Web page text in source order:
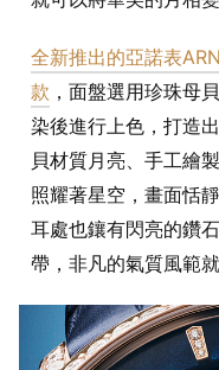
全新推出的亞諾表
款 ，面盤選用珍珠母
染後進行上色，打造
貝材質月亮、手工繪
照耀著星空，畫面恬
耳處也鑲有閃亮的鑽
帶，非凡的氣質風範就